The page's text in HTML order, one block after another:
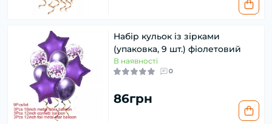
Набір кульок із зірками
(упаковка, 9 шт.) фіолетовий
В наявності
0
86грн